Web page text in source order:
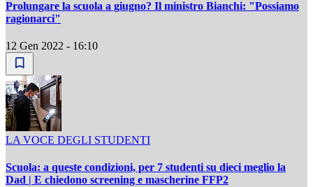
Prolungare la scuola a giugno? Il ministro Bianchi: "Possiamo
ragionarci"
12 Gen 2022 - 16:10
LA VOCE DEGLI STUDENTI
Scuola: a queste condizioni, per 7 studenti su dieci meglio la
Dad | E chiedono screening e mascherine FFP2